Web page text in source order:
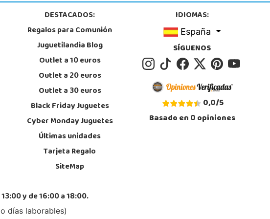
Localizar Tienda
Juguetilandia Leganés
Parque comercial Plaza Nueva, Avenida Puerta del Sol 2, mediana 2-A
918312728
Localizar Tienda
POCAS UNIDADES
06800, Mérida
924 371 284
Localizar Tienda
DESTACADOS:
Regalos para Comunión
Juguetilandia Blog
Outlet a 10 euros
Outlet a 20 euros
Outlet a 30 euros
Black Friday Juguetes
Cyber Monday Juguetes
Últimas unidades
Tarjeta Regalo
SiteMap
IDIOMAS:
España
SÍGUENOS
0,0/5
Basado en0opiniones
y de 16:00 a 18:00.
días laborables)